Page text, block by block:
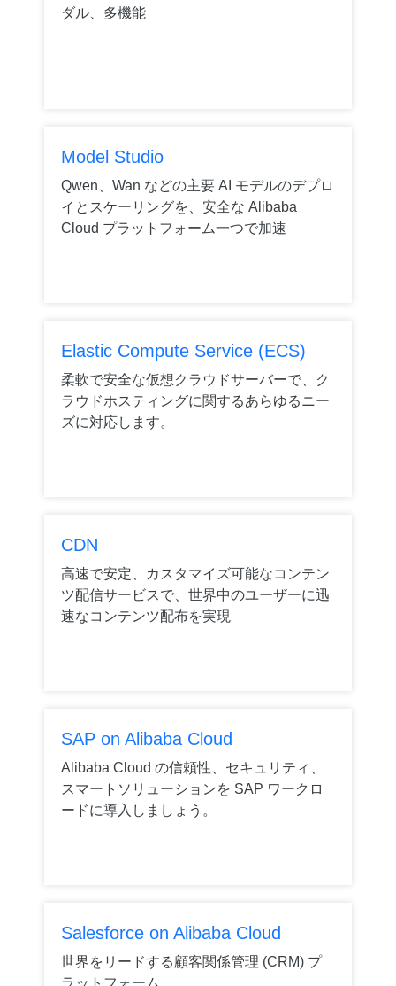
ダル、多機能
Model Studio
Qwen、Wan などの主要 AI モデルのデプロ
イとスケーリングを、安全な Alibaba
Cloud プラットフォーム一つで加速
Elastic Compute Service (ECS)
柔軟で安全な仮想クラウドサーバーで、ク
ラウドホスティングに関するあらゆるニー
ズに対応します。
CDN
高速で安定、カスタマイズ可能なコンテン
ツ配信サービスで、世界中のユーザーに迅
速なコンテンツ配布を実現
SAP on Alibaba Cloud
Alibaba Cloud の信頼性、セキュリティ、
スマートソリューションを SAP ワークロ
ードに導入しましょう。
Salesforce on Alibaba Cloud
世界をリードする顧客関係管理 (CRM) プ
ラットフォーム